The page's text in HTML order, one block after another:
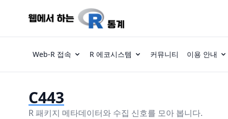
Web-R 접속 R 에코시스템 커뮤니티 이용 안내
C443
R 패키지 메타데이터와 수집 신호를 모아 봅니다.